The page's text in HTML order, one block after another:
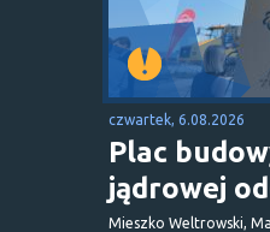
czwartek, 6.08.2026
Plac
jądrowej
Mieszko Weltrowski,